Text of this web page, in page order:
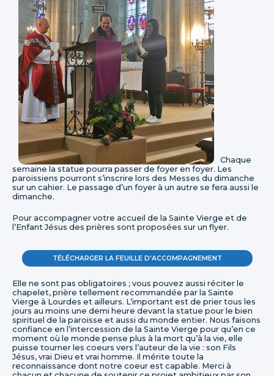
Chaque
semaine la statue pourra passer de foyer en foyer. Les
paroissiens pourront s’inscrire lors des Messes du dimanche
sur un cahier. Le passage d’un foyer à un autre se fera aussi le
dimanche.
Pour accompagner votre accueil de la Sainte Vierge et de
l’Enfant Jésus des prières sont proposées sur un flyer.
TÉLÉCHARGER LA FEUILLE D'ACCOMPAGNEMENT
Elle ne sont pas obligatoires ; vous pouvez aussi réciter le
chapelet, prière tellement recommandée par la Sainte
Vierge à Lourdes et ailleurs. L’important est de prier tous les
jours au moins une demi heure devant la statue pour le bien
spirituel de la paroisse et aussi du monde entier. Nous faisons
confiance en l’intercession de la Sainte Vierge pour qu’en ce
moment où le monde pense plus à la mort qu’à la vie, elle
puisse tourner les coeurs vers l’auteur de la vie : son Fils
Jésus, vrai Dieu et vrai homme. Il mérite toute la
reconnaissance dont notre coeur est capable. Merci à